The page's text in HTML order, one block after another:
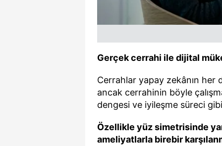
mevzuata uygun olarak
Gerçek cerrahi ile dijital
Cerrahlar yapay zekânın her
ancak cerrahinin böyle
dengesi ve iyileşme süreci
Özellikle yüz simetrisinde
ameliyatlarla birebir